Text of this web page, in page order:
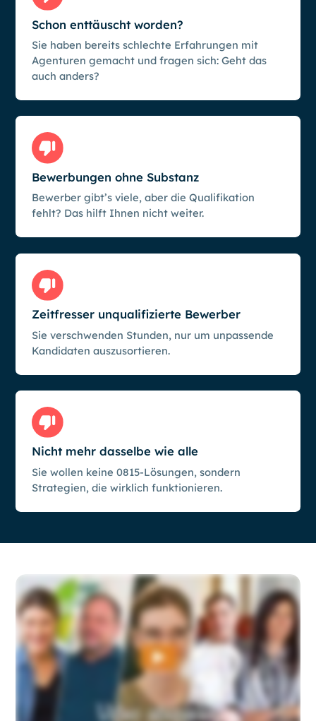
Schon enttäuscht worden?
Sie haben bereits schlechte Erfahrungen mit
Agenturen gemacht und fragen sich: Geht das
auch anders?
Bewerbungen ohne Substanz
Bewerber gibt’s viele, aber die Qualifikation
fehlt? Das hilft Ihnen nicht weiter.
Zeitfresser unqualifizierte Bewerber
Sie verschwenden Stunden, nur um unpassende
Kandidaten auszusortieren.
Nicht mehr dasselbe wie alle
Sie wollen keine 0815-Lösungen, sondern
Strategien, die wirklich funktionieren.